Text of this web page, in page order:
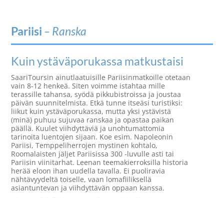
Pariisi – Ranska
Kuin ystäväporukassa matkustaisi
SaariToursin ainutlaatuisille Pariisinmatkoille otetaan
vain 8‑12 henkeä. Siten voimme istahtaa mille
terassille tahansa, syödä pikkubistroissa ja joustaa
päivän suunnitelmista. Etkä tunne itseäsi turistiksi:
liikut kuin ystäväporukassa, mutta yksi ystävistä
(minä) puhuu sujuvaa ranskaa ja opastaa paikan
päällä. Kuulet viihdyttäviä ja unohtumattomia
tarinoita luentojen sijaan. Koe esim. Napoleonin
Pariisi, Temppeliherrojen mystinen kohtalo,
Roomalaisten jäljet Pariisissa 300 -luvulle asti tai
Pariisin viinitarhat. Leenan teemakierroksilla historia
herää eloon ihan uudella tavalla. Ei puoliravia
nähtävyydeltä toiselle, vaan lomafiiliksellä
asiantuntevan ja viihdyttävän oppaan kanssa.